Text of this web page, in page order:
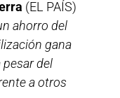
(EL PAÍS)
ahorro del
gana
del
a otros